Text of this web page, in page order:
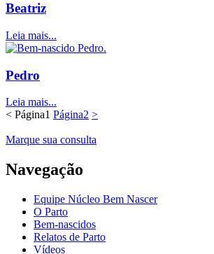
Beatriz
Leia mais...
Pedro
Leia mais...
< Página1 Página2 >
Marque sua consulta
Navegação
Equipe Núcleo Bem Nascer
O Parto
Bem-nascidos
Relatos de Parto
Vídeos